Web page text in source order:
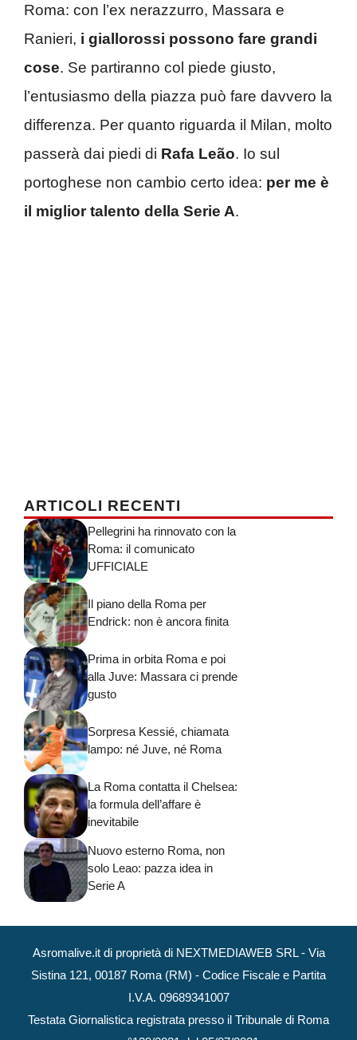
Roma: con l’ex nerazzurro, Massara e
Ranieri, i giallorossi possono fare grandi
cose. Se partiranno col piede giusto,
l’entusiasmo della piazza può fare davvero la
differenza. Per quanto riguarda il Milan, molto
passerà dai piedi di Rafa Leão. Io sul
portoghese non cambio certo idea: per me è
il miglior talento della Serie A.
ARTICOLI RECENTI
Pellegrini ha rinnovato con la
Roma: il comunicato
UFFICIALE
Il piano della Roma per
Endrick: non è ancora finita
Prima in orbita Roma e poi
alla Juve: Massara ci prende
gusto
Sorpresa Kessié, chiamata
lampo: né Juve, né Roma
La Roma contatta il Chelsea:
la formula dell’affare è
inevitabile
Nuovo esterno Roma, non
solo Leao: pazza idea in
Serie A
Asromalive.it di proprietà di NEXTMEDIAWEB SRL - Via
Sistina 121, 00187 Roma (RM) - Codice Fiscale e Partita
I.V.A. 09689341007
Testata Giornalistica registrata presso il Tribunale di Roma